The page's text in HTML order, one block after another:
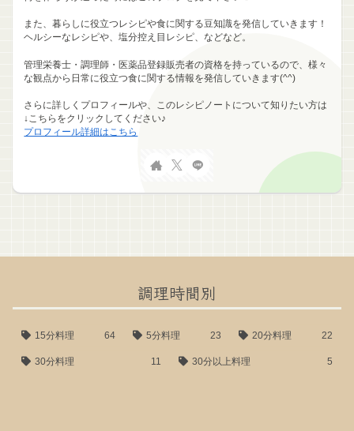
また、暮らしに役立つレシピや食に関する豆知識を発信していきます！
ヘルシーなレシピや、塩分控え目レシピ、などなど。
管理栄養士・調理師・医薬品登録販売者の資格を持っているので、様々
な観点から日常に役立つ食に関する情報を発信していきます(^^)
さらに詳しくプロフィールや、このレシピノートについて知りたい方は
↓こちらをクリックしてください♪
プロフィール詳細はこちら
調理時間別
15分料理 64 5分料理 23 20分料理 22
30分料理 11 30分以上料理 5